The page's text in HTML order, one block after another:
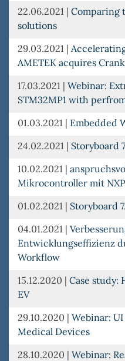
22.06.2021 | Comparing
solutions
29.03.2021 |
AMETEK acquires
17.03.2021 | Webinar:
STM32MP1 with
01.03.2021 | Embedded
24.02.2021 | Storyboard
10.02.2021 |
Mikrocontroller mit
01.02.2021 | Storyboard
04.01.2021 |
Entwicklungseffizienz
Workflow
15.12.2020 | Case study:
EV
29.10.2020 | Webinar:
Medical Devices
28.10.2020 | Webinar: